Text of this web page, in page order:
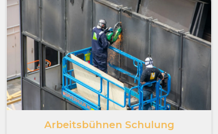
Arbeitsbühnen Schulung